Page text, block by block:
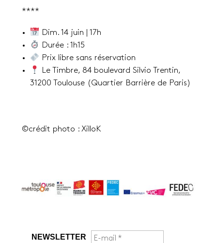
****
Dim. 14 juin | 17h
Durée : 1h15
Prix libre sans réservation
Le Timbre, 84 boulevard Silvio Trentin,
31200 Toulouse (Quartier Barrière de Paris)
©crédit photo : XilloK
NEWSLETTER